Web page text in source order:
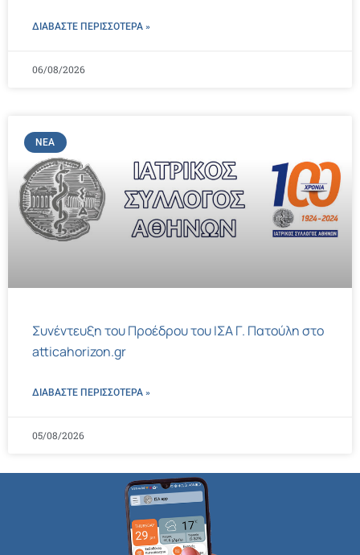
ΔΙΑΒΑΣΤΕ ΠΕΡΙΣΣΌΤΕΡΑ »
06/08/2026
ΝΈΑ
Συνέντευξη του Προέδρου του ΙΣΑ Γ. Πατούλη στο
atticahorizon.gr
ΔΙΑΒΑΣΤΕ ΠΕΡΙΣΣΌΤΕΡΑ »
05/08/2026